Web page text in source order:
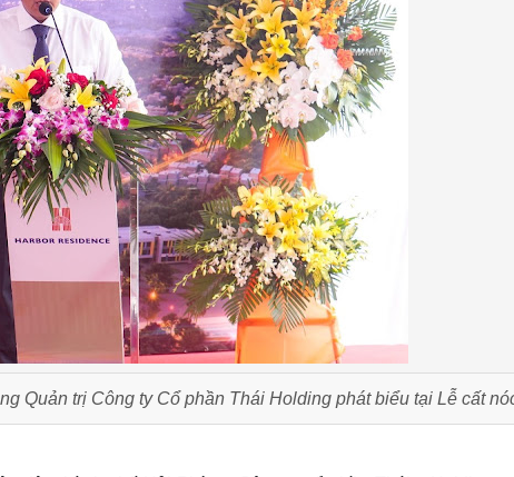
Quản trị Công ty Cổ phần Thái Holding phát biểu tại Lễ cất